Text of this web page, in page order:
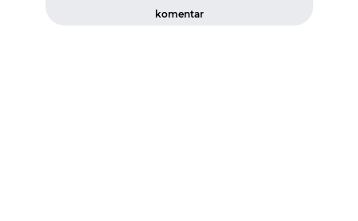
komentar